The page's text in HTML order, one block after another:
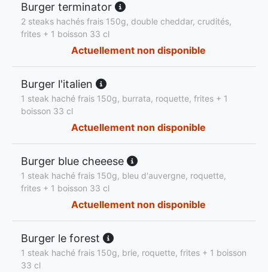
Burger terminator
2 steaks hachés frais 150g, double cheddar, crudités,
frites + 1 boisson 33 cl
Actuellement non disponible
Burger l'italien
1 steak haché frais 150g, burrata, roquette, frites + 1
boisson 33 cl
Actuellement non disponible
Burger blue cheeese
1 steak haché frais 150g, bleu d'auvergne, roquette,
frites + 1 boisson 33 cl
Actuellement non disponible
Burger le forest
1 steak haché frais 150g, brie, roquette, frites + 1 boisson
33 cl